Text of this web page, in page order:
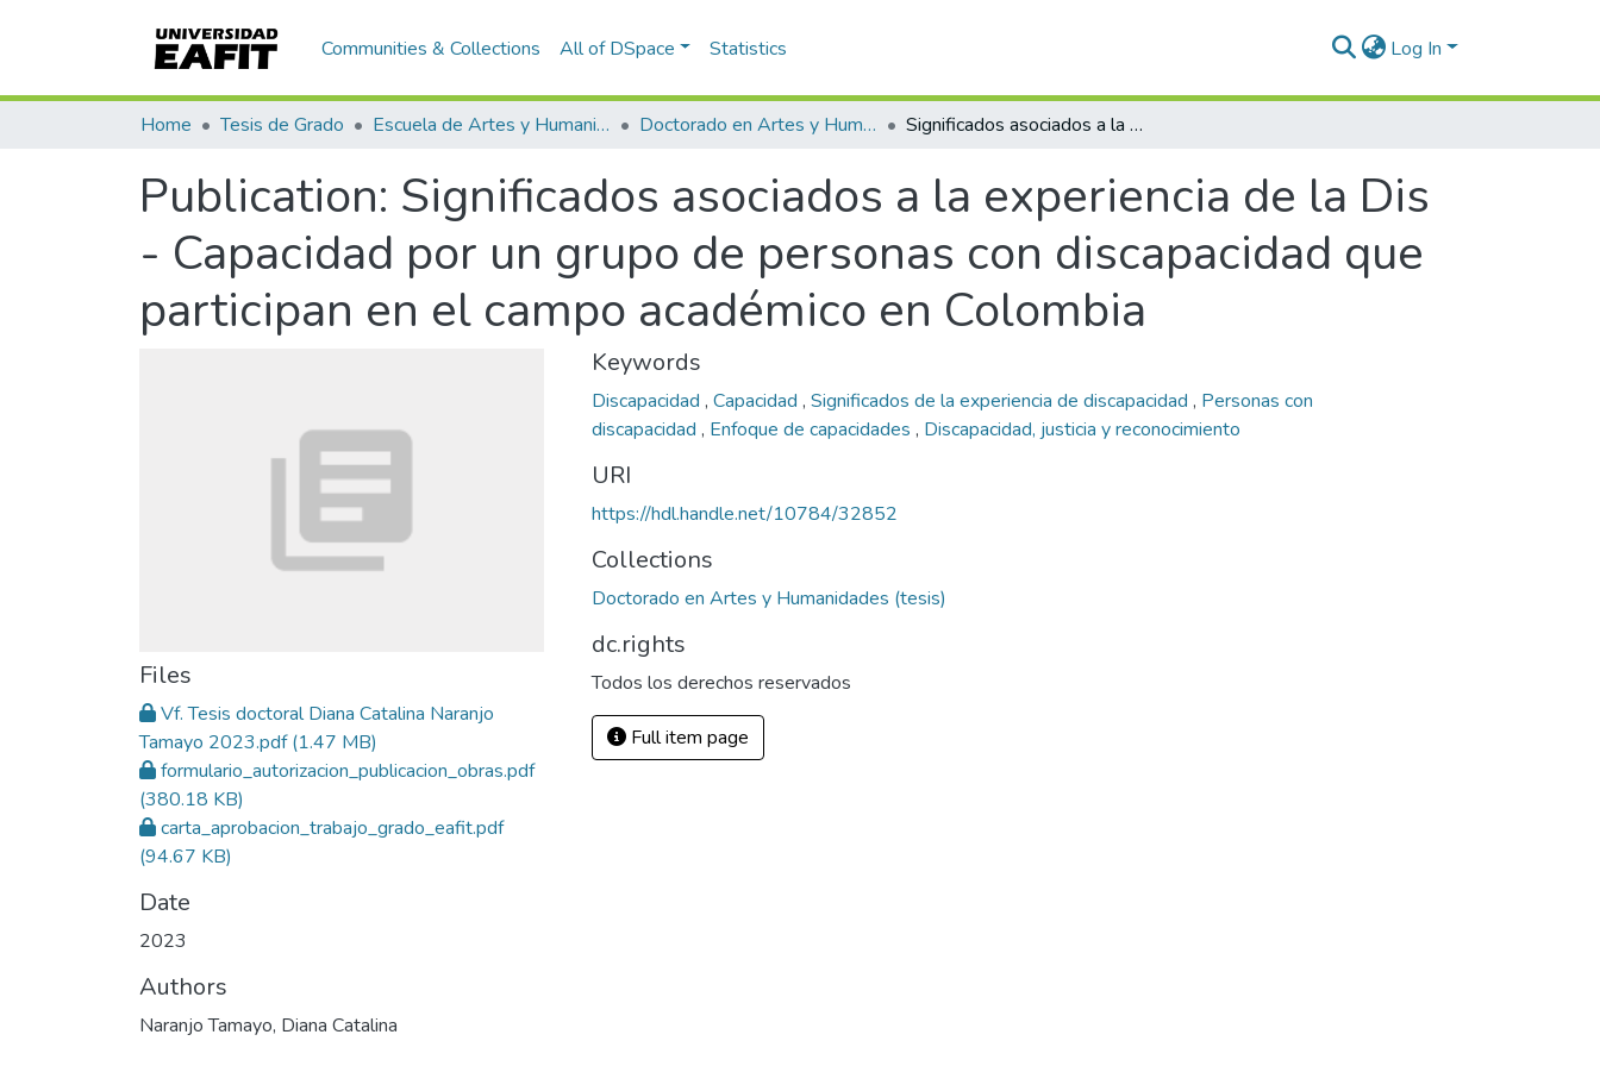
Communities & Collections All of DSpace Statistics Log In
Home Tesis de Grado Escuela de Artes y Humanidades Doctorado en Artes y Humanidades (tesis) Significados asociados a la experiencia de la Dis - Capacidad por un grupo de personas con discapacidad que participan en el campo académico en Colombia
Publication: Significados asociados a la experiencia de la Dis
- Capacidad por un grupo de personas con discapacidad que
participan en el campo académico en Colombia
Files
Vf. Tesis doctoral Diana Catalina Naranjo
Tamayo 2023.pdf(1.47 MB)
formulario_autorizacion_publicacion_obras.pdf
(380.18 KB)
carta_aprobacion_trabajo_grado_eafit.pdf
(94.67 KB)
Date
2023
Authors
Naranjo Tamayo, Diana Catalina
Keywords
Discapacidad , Capacidad , Significados de la experiencia de discapacidad , Personas con
discapacidad , Enfoque de capacidades , Discapacidad, justicia y reconocimiento
URI
https://hdl.handle.net/10784/32852
Collections
Doctorado en Artes y Humanidades (tesis)
dc.rights
Todos los derechos reservados
Full item page